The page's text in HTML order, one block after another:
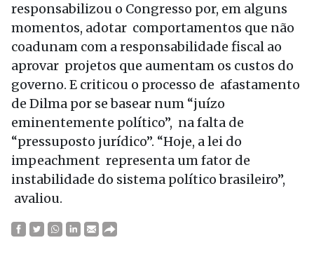
responsabilizou o Congresso por, em alguns
momentos, adotar comportamentos que não
coadunam com a responsabilidade fiscal ao
aprovar projetos que aumentam os custos do
governo. E criticou o processo de afastamento
de Dilma por se basear num “juízo
eminentemente político”, na falta de
“pressuposto jurídico”. “Hoje, a lei do
impeachment representa um fator de
instabilidade do sistema político brasileiro”,
avaliou.